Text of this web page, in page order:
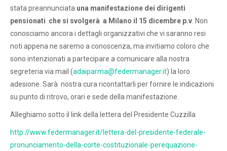
stata preannunciata una manifestazione dei dirigenti
pensionati che si svolgerà a Milano il 15 dicembre p.v . Non
conosciamo ancora i dettagli organizzativi che vi saranno resi
noti appena ne saremo a conoscenza, ma invitiamo coloro che
sono intenzionati a partecipare a comunicare alla nostra
segreteria via mail (adaiparma@federmanager.it) la loro
adesione. Sarà nostra cura ricontattarli per fornire le indicazioni
su punto di ritrovo, orari e sede della manifestazione.
Alleghiamo sotto il link della lettera del Presidente Cuzzilla
http://www.federmanager.it/lettera-del-presidente-federale-
pronunciamento-della-corte-costituzionale-perequazione-